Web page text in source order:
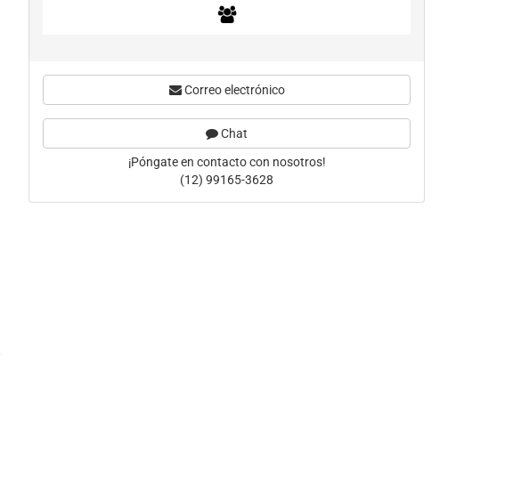
Correo electrónico
Chat
¡Póngate en contacto con nosotros!
(12) 99165-3628